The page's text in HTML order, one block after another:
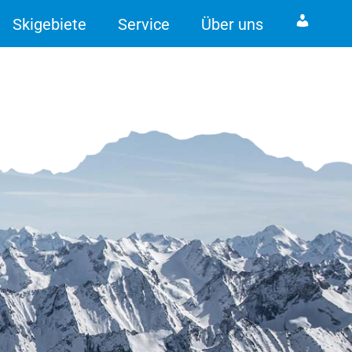
Skigebiete Service Über uns